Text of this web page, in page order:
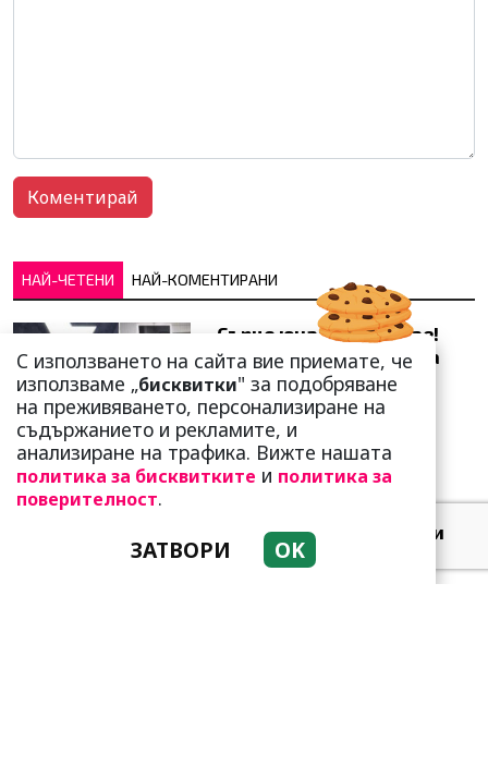
НАЙ-ЧЕТЕНИ НАЙ-КОМЕНТИРАНИ
Сърце юнашко не трае!
Ричи Тъпото си вдигна
стандарта: Замени
чалгарка...
Добре е да знаете! Тези
три зодии умеят да
С използването на сайта вие приемате, че
използваме „бисквитки" за подобряване
на преживяването, персонализиране на
съдържанието и рекламите, и
анализиране на трафика. Вижте нашата
политика за бисквитките и политика за
поверителност.
ЗАТВОРИ OK